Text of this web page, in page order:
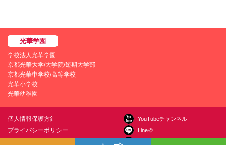
学校法人光華学園
京都光華大学/大学院/短期大学部
京都光華中学校/高等学校
光華小学校
光華幼稚園
個人情報保護方針
プライバシーポリシー
YouTubeチャンネル
Line＠